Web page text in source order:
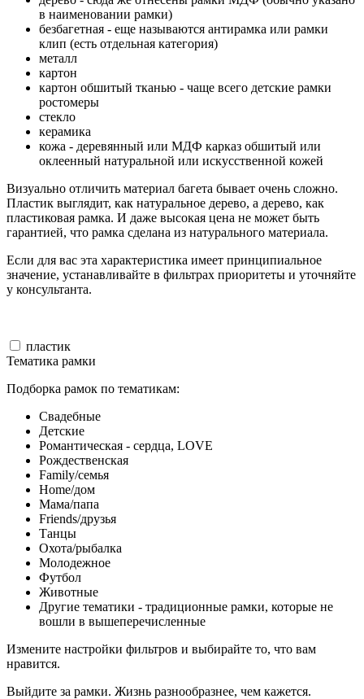
в наименовании рамки)
безбагетная - еще называются антирамка или рамки
клип (есть отдельная категория)
металл
картон
картон обшитый тканью - чаще всего детские рамки
ростомеры
стекло
керамика
кожа - деревянный или МДФ карказ обшитый или
оклеенный натуральной или искусственной кожей
Визуально отличить материал багета бывает очень сложно.
Пластик выглядит, как натуральное дерево, а дерево, как
пластиковая рамка. И даже высокая цена не может быть
гарантией, что рамка сделана из натурального материала.
Если для вас эта характеристика имеет принципиальное
значение, устанавливайте в фильтрах приоритеты и уточняйте
у консультанта.
пластик
Тематика рамки
Подборка рамок по тематикам:
Свадебные
Детские
Романтическая - сердца, LOVE
Рождественская
Family/семья
Home/дом
Мама/папа
Friends/друзья
Танцы
Охота/рыбалка
Молодежное
Футбол
Животные
Другие тематики - традиционные рамки, которые не
вошли в вышеперечисленные
Измените настройки фильтров и выбирайте то, что вам
нравится.
Выйдите за рамки. Жизнь разнообразнее, чем кажется.